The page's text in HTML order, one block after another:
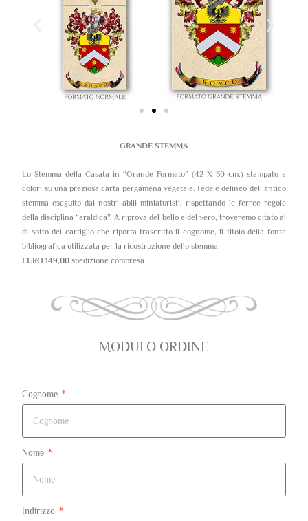
GRANDE STEMMA
Lo Stemma della Casata in “Grande Formato” (42 X 30 cm.) stampato a
colori su una preziosa carta pergamena vegetale. Fedele delineo dell’antico
stemma eseguito dai nostri abili miniaturisti, rispettando le ferree regole
della disciplina “araldica”. A riprova del bello e del vero, troveremo citato al
di sotto del cartiglio che riporta trascritto il cognome, il titolo della fonte
bibliografica utilizzata per la ricostruzione dello stemma.
EURO 149,00 spedizione compresa
MODULO ORDINE
Cognome
Nome
Indirizzo